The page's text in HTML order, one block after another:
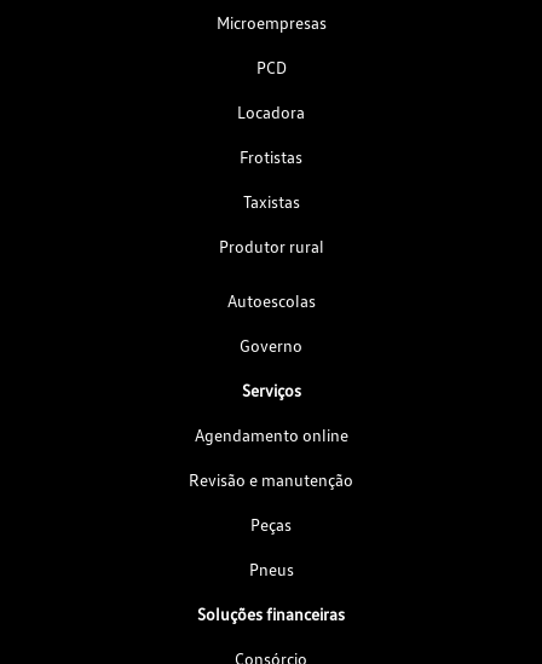
Microempresas
PCD
Locadora
Frotistas
Taxistas
Produtor rural
Autoescolas
Governo
Serviços
Agendamento online
Revisão e manutenção
Peças
Pneus
Soluções financeiras
Consórcio